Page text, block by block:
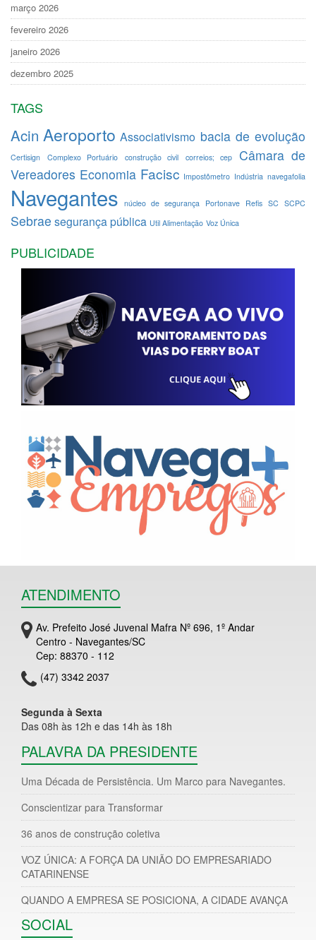
março 2026
fevereiro 2026
janeiro 2026
dezembro 2025
TAGS
Acin Aeroporto Associativismo bacia de evolução
Certisign Complexo Portuário construção civil correios; cep
Câmara de
Vereadores Economia Facisc Impostômetro Indústria navegafolia
Navegantes núcleo de segurança Portonave Refis SC SCPC
Sebrae segurança pública Util Alimentação Voz Única
PUBLICIDADE
ATENDIMENTO
Av. Prefeito José Juvenal Mafra Nº 696, 1º Andar
Centro - Navegantes/SC
Cep: 88370 - 112
(47) 3342 2037
Segunda à Sexta
Das 08h às 12h e das 14h às 18h
PALAVRA DA PRESIDENTE
Uma Década de Persistência. Um Marco para Navegantes.
Conscientizar para Transformar
36 anos de construção coletiva
VOZ ÚNICA: A FORÇA DA UNIÃO DO EMPRESARIADO
CATARINENSE
QUANDO A EMPRESA SE POSICIONA, A CIDADE AVANÇA
SOCIAL